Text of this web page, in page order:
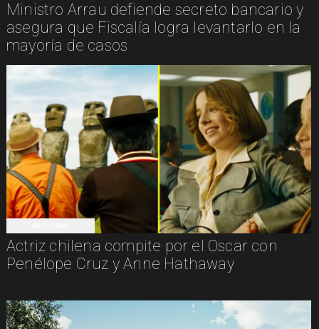
Ministro Arrau defiende secreto bancario y
asegura que Fiscalía logra levantarlo en la
mayoría de casos
Actriz chilena compite por el Oscar con
Penélope Cruz y Anne Hathaway